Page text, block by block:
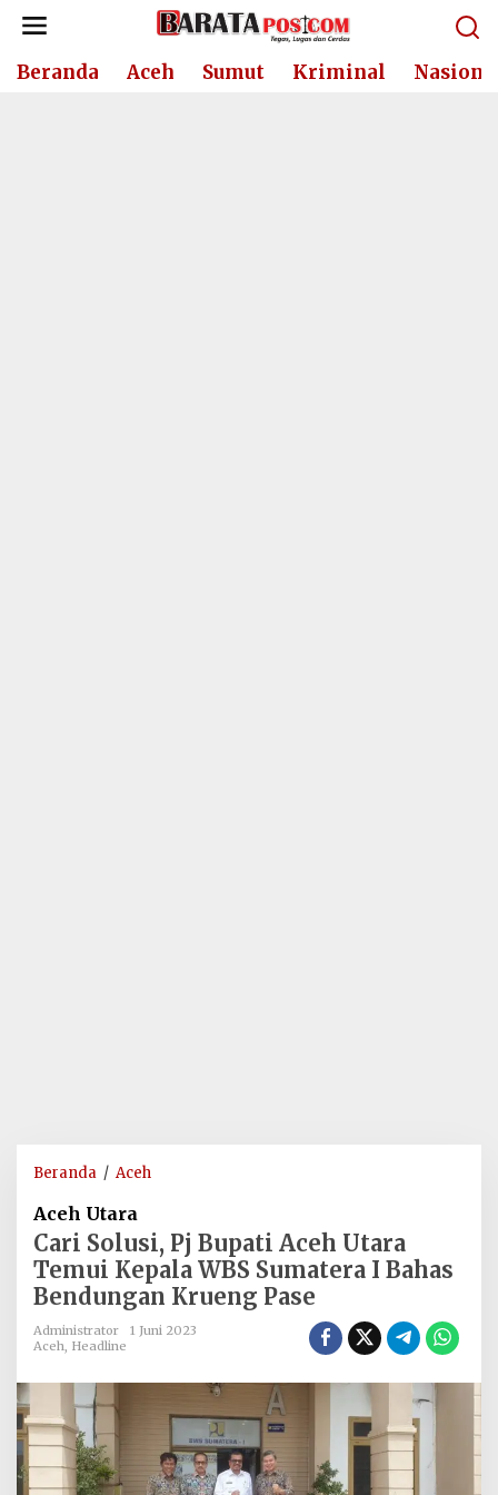
Lewati
konten
Beranda Aceh Sumut Kriminal
Beranda / Aceh
Bupati
Aceh
Utara
Sumatera
Bahas
Bendungan
Krueng
Aceh Utara
Cari Solusi, Pj Bupati Aceh Utara
Temui Kepala WBS Sumatera I Bahas
Bendungan Krueng Pase
Administrator
1 Juni 2023
Aceh, Headline